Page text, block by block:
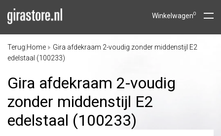
Winkelwagen0
Terug Home
Gira afdekraam 2-voudig zonder middenstijl E2
edelstaal (100233)
Gira afdekraam 2-voudig
zonder middenstijl E2
edelstaal (100233)